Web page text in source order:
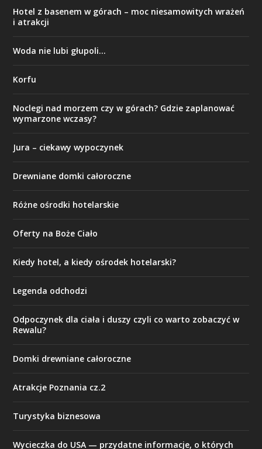
Hotel z basenem w górach – moc niesamowitych wrażeń
i atrakcji
Woda nie lubi głupoli…
Korfu
Noclegi nad morzem czy w górach? Gdzie zaplanować
wymarzone wczasy?
Jura – ciekawy wypoczynek
Drewniane domki całoroczne
Różne ośrodki hotelarskie
Oferty na Boże Ciało
Kiedy hotel, a kiedy ośrodek hotelarski?
Legenda odchodzi
Odpoczynek dla ciała i duszy czyli co warto zobaczyć w
Rewalu?
Domki drewniane całoroczne
Atrakcje Poznania cz.2
Turystyka biznesowa
Wycieczka do USA — przydatne informacje, o których